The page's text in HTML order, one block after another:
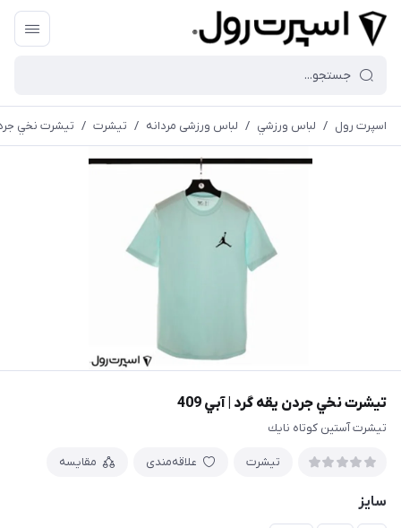
اسپرت رول / لباس ورزشي / لباس ورزشی مردانه / تیشرت / تيشرت نخي
تيشرت نخي جردن يقه گرد | آبي 409
تيشرت آستين كوتاه نايك
تیشرت علاقه‌مندی مقایسه
سايز